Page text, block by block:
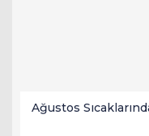
Ağustos